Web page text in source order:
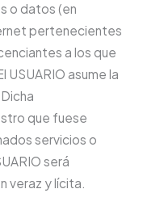
o datos (en
pertenecientes
a los que
USUARIO asume la
que fuese
servicios o
será
veraz y lícita.